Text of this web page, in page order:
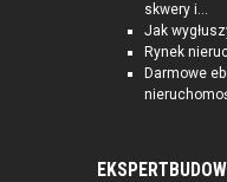
skwery i...
Jak
Rynek
Darmowe